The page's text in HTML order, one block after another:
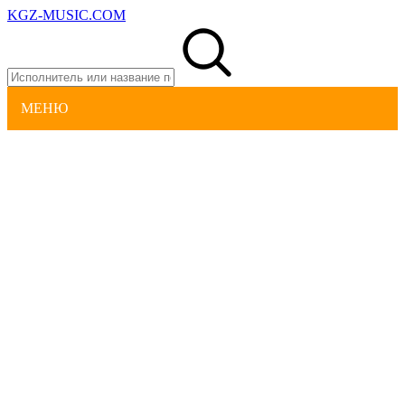
KGZ-MUSIC.COM
МЕНЮ